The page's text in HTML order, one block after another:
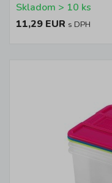
Skladom > 10 ks
11,29 EUR s DPH